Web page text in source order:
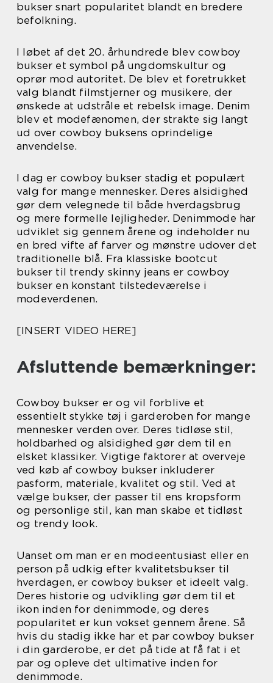
bukser snart popularitet blandt en bredere
befolkning.
I løbet af det 20. århundrede blev cowboy
bukser et symbol på ungdomskultur og
oprør mod autoritet. De blev et foretrukket
valg blandt filmstjerner og musikere, der
ønskede at udstråle et rebelsk image. Denim
blev et modefænomen, der strakte sig langt
ud over cowboy buksens oprindelige
anvendelse.
I dag er cowboy bukser stadig et populært
valg for mange mennesker. Deres alsidighed
gør dem velegnede til både hverdagsbrug
og mere formelle lejligheder. Denimmode har
udviklet sig gennem årene og indeholder nu
en bred vifte af farver og mønstre udover det
traditionelle blå. Fra klassiske bootcut
bukser til trendy skinny jeans er cowboy
bukser en konstant tilstedeværelse i
modeverdenen.
[INSERT VIDEO HERE]
Afsluttende bemærkninger:
Cowboy bukser er og vil forblive et
essentielt stykke tøj i garderoben for mange
mennesker verden over. Deres tidløse stil,
holdbarhed og alsidighed gør dem til en
elsket klassiker. Vigtige faktorer at overveje
ved køb af cowboy bukser inkluderer
pasform, materiale, kvalitet og stil. Ved at
vælge bukser, der passer til ens kropsform
og personlige stil, kan man skabe et tidløst
og trendy look.
Uanset om man er en modeentusiast eller en
person på udkig efter kvalitetsbukser til
hverdagen, er cowboy bukser et ideelt valg.
Deres historie og udvikling gør dem til et
ikon inden for denimmode, og deres
popularitet er kun vokset gennem årene. Så
hvis du stadig ikke har et par cowboy bukser
i din garderobe, er det på tide at få fat i et
par og opleve det ultimative inden for
denimmode.